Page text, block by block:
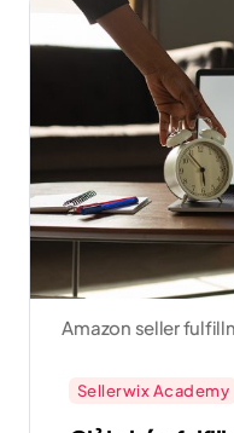
Amazon seller
Sellerwix Academy